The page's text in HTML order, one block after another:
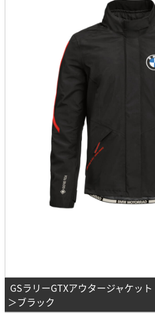
GSラリーGTXアウタージャケッ
＞ブラック